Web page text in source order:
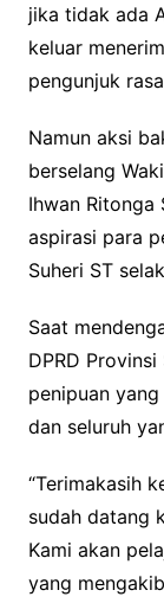
jika tidak ada
keluar
pengunjuk
Namun aksi
berselang
Ihwan Ritonga
aspirasi para
Suheri ST
Saat
DPRD
penipuan
dan seluruh
“Terimakasih
sudah datang
Kami akan
yang